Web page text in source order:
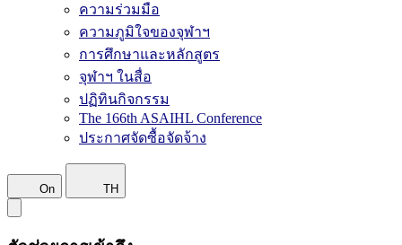
ความร่วมมือ
ความภูมิใจของจุฬาฯ
การศึกษาและหลักสูตร
จุฬาฯ ในสื่อ
ปฏิทินกิจกรรม
The 166th ASAIHL Conference
ประกาศจัดซื้อจัดจ้าง
On TH